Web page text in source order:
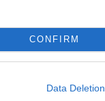
CONFIRM
Data Deletion